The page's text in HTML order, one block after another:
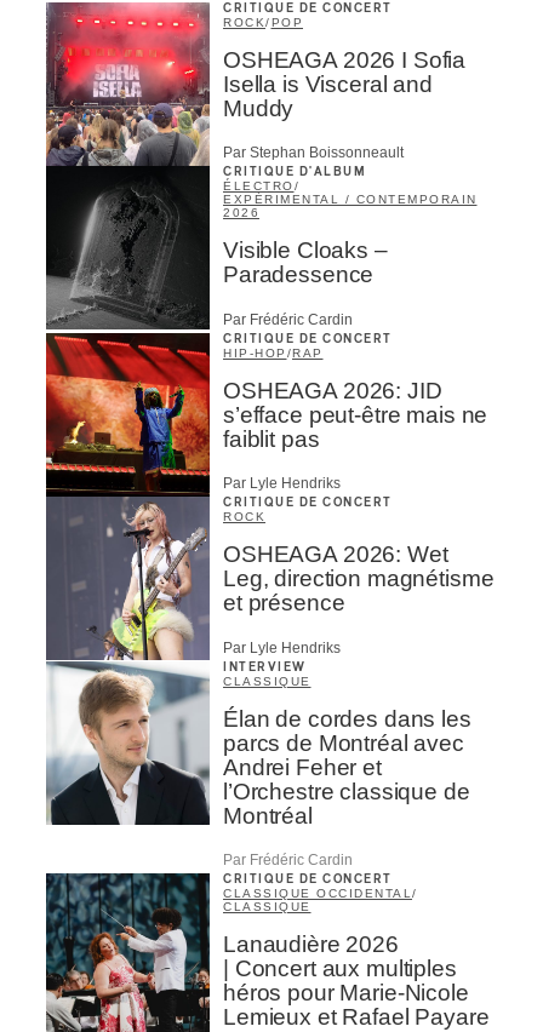
CRITIQUE DE CONCERT
ROCK/POP
OSHEAGA 2026 I Sofia
Isella is Visceral and
Muddy
Par Stephan Boissonneault
CRITIQUE D'ALBUM
ÉLECTRO/
EXPÉRIMENTAL / CONTEMPORAIN
2026
Visible Cloaks –
Paradessence
Par Frédéric Cardin
CRITIQUE DE CONCERT
HIP-HOP /RAP
OSHEAGA 2026: JID
s’efface peut-être mais ne
faiblit pas
Par Lyle Hendriks
CRITIQUE DE CONCERT
ROCK
OSHEAGA 2026: Wet
Leg, direction magnétisme
et présence
Par Lyle Hendriks
INTERVIEW
CLASSIQUE
Élan de cordes dans les
parcs de Montréal avec
Andrei Feher et
l’Orchestre classique de
Montréal
Par Frédéric Cardin
CRITIQUE DE CONCERT
CLASSIQUE OCCIDENTAL /
CLASSIQUE
Lanaudière 2026
| Concert aux multiples
héros pour Marie-Nicole
Lemieux et Rafael Payare